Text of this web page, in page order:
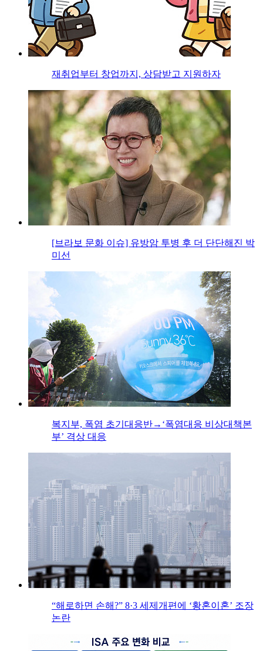
재취업부터 창업까지, 상담받고 지원하자
[브라보 문화 이슈] 유방암 투병 후 더 단단해진 박
미선
복지부, 폭염 초기대응반→‘폭염대응 비상대책본
부’ 격상 대응
“해로하면 손해?” 8·3 세제개편에 ‘황혼이혼’ 조장
논란